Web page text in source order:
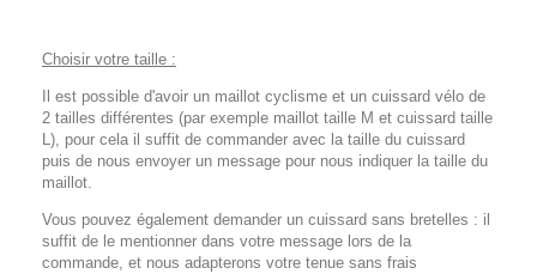
Choisir votre taille :
Il est possible d'avoir un maillot cyclisme et un cuissard vélo de
2 tailles différentes (par exemple maillot taille M et cuissard taille
L), pour cela il suffit de commander avec la taille du cuissard
puis de nous envoyer un message pour nous indiquer la taille du
maillot.
Vous pouvez également demander un cuissard sans bretelles : il
suffit de le mentionner dans votre message lors de la
commande, et nous adapterons votre tenue sans frais